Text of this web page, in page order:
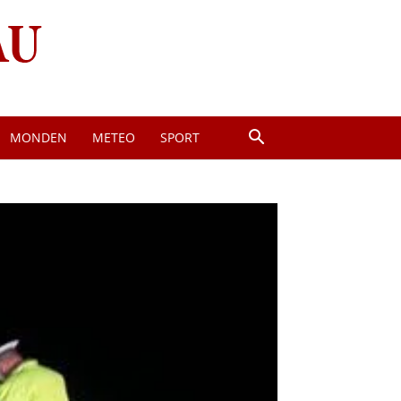
MONDEN METEO SPORT